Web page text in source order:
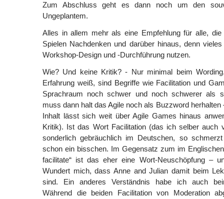
Zum Abschluss geht es dann noch um den
Ungeplantem.
Alles in allem mehr als eine Empfehlung für alle,
Spielen Nachdenken und darüber hinaus, denn
Workshop-Design und -Durchführung nutzen.
Wie? Und keine Kritik? - Nur minimal beim
Erfahrung weiß, sind Begriffe wie Facilitation und
Sprachraum noch schwer und noch schwerer als
muss dann halt das Agile noch als Buzzword
Inhalt lässt sich weit über Agile Games hinaus
Kritik). Ist das Wort Facilitation (das ich selber auch
sonderlich gebräuchlich im Deutschen, so schmerzt
schon ein bisschen. Im Gegensatz zum im
facilitate“ ist das eher eine Wort-Neuschöpfung –
Wundert mich, dass Anne and Julian damit beim
sind. Ein anderes Verständnis habe ich auch
Während die beiden Facilitation von Moderation